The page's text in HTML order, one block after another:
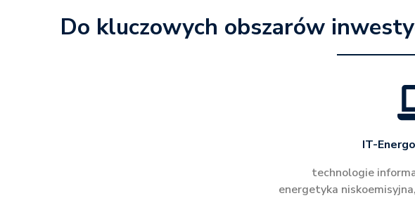
Do kluczowych obszarów
IT-
technologie
energetyka